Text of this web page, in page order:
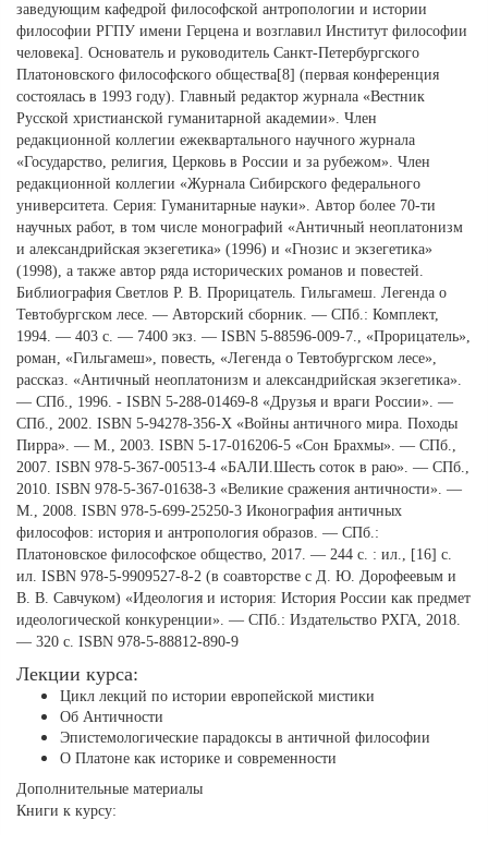
заведующим кафедрой философской антропологии и истории
философии РГПУ имени Герцена и возглавил Институт философии
человека]. Основатель и руководитель Санкт-Петербургского
Платоновского философского общества[8] (первая конференция
состоялась в 1993 году). Главный редактор журнала «Вестник
Русской христианской гуманитарной академии». Член
редакционной коллегии ежеквартального научного журнала
«Государство, религия, Церковь в России и за рубежом». Член
редакционной коллегии «Журнала Сибирского федерального
университета. Серия: Гуманитарные науки». Автор более 70-ти
научных работ, в том числе монографий «Античный неоплатонизм
и александрийская экзегетика» (1996) и «Гнозис и экзегетика»
(1998), а также автор ряда исторических романов и повестей.
Библиография Светлов Р. В. Прорицатель. Гильгамеш. Легенда о
Тевтобургском лесе. — Авторский сборник. — СПб.: Комплект,
1994. — 403 с. — 7400 экз. — ISBN 5-88596-009-7., «Прорицатель»,
роман, «Гильгамеш», повесть, «Легенда о Тевтобургском лесе»,
рассказ. «Античный неоплатонизм и александрийская экзегетика».
— СПб., 1996. - ISBN 5-288-01469-8 «Друзья и враги России». —
СПб., 2002. ISBN 5-94278-356-X «Войны античного мира. Походы
Пирра». — М., 2003. ISBN 5-17-016206-5 «Сон Брахмы». — СПб.,
2007. ISBN 978-5-367-00513-4 «БАЛИ.Шесть соток в раю». — СПб.,
2010. ISBN 978-5-367-01638-3 «Великие сражения античности». —
М., 2008. ISBN 978-5-699-25250-3 Иконография античных
философов: история и антропология образов. — СПб.:
Платоновское философское общество, 2017. — 244 с. : ил., [16] с.
ил. ISBN 978-5-9909527-8-2 (в соавторстве с Д. Ю. Дорофеевым и
В. В. Савчуком) «Идеология и история: История России как предмет
идеологической конкуренции». — СПб.: Издательство РХГА, 2018.
— 320 с. ISBN 978-5-88812-890-9
Лекции курса:
Цикл лекций по истории европейской мистики
Об Античности
Эпистемологические парадоксы в античной философии
О Платоне как историке и современности
Дополнительные материалы
Книги к курсу: